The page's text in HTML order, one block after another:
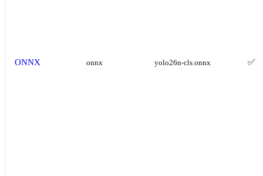
ONNX onnx yolo26n-cls.onnx ✅